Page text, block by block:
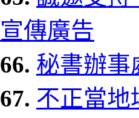
宣傳廣告
66. 秘書辦事
67. 不正當地